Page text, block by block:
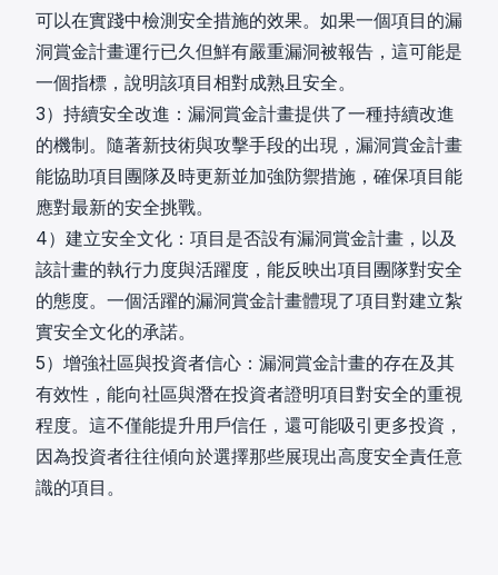
可以在實踐中檢測安全措施的效果。如果一個項目的漏
洞賞金計畫運行已久但鮮有嚴重漏洞被報告，這可能是
一個指標，說明該項目相對成熟且安全。
3）持續安全改進：漏洞賞金計畫提供了一種持續改進
的機制。隨著新技術與攻擊手段的出現，漏洞賞金計畫
能協助項目團隊及時更新並加強防禦措施，確保項目能
應對最新的安全挑戰。
4）建立安全文化：項目是否設有漏洞賞金計畫，以及
該計畫的執行力度與活躍度，能反映出項目團隊對安全
的態度。一個活躍的漏洞賞金計畫體現了項目對建立紮
實安全文化的承諾。
5）增強社區與投資者信心：漏洞賞金計畫的存在及其
有效性，能向社區與潛在投資者證明項目對安全的重視
程度。這不僅能提升用戶信任，還可能吸引更多投資，
因為投資者往往傾向於選擇那些展現出高度安全責任意
識的項目。